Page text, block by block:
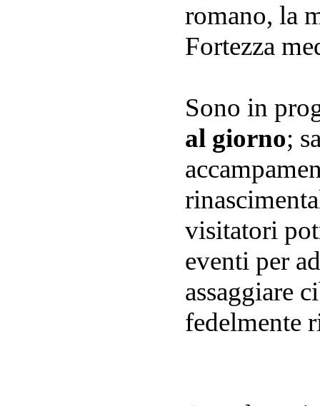
romano, la
Fortezza
Sono in
al giorno;
visitatori
eventi per
assaggiare
fedelmente